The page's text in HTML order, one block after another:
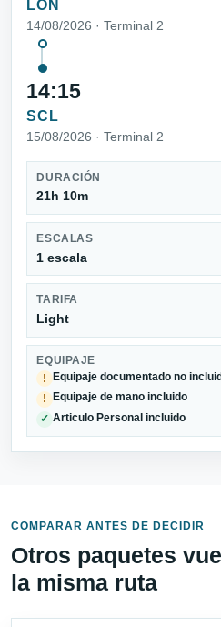
LON
14/08/2026 · Terminal 2
14:15
SCL
15/08/2026 · Terminal 2
DURACIÓN
21h 10m
ESCALAS
1 escala
TARIFA
Light
EQUIPAJE
!
Equipaje documentado no
! Equipaje de mano incluido
✓ Articulo Personal incluido
COMPARAR ANTES DE DECIDIR
Otros paquetes
la misma ruta